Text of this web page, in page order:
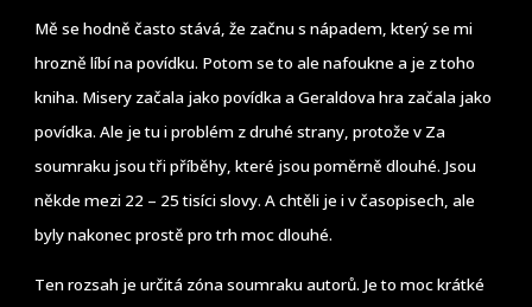
Mě se hodně často stává, že začnu s nápadem, který se mi
hrozně líbí na povídku. Potom se to ale nafoukne a je z toho
kniha. Misery začala jako povídka a Geraldova hra začala jako
povídka. Ale je tu i problém z druhé strany, protože v Za
soumraku jsou tři příběhy, které jsou poměrně dlouhé. Jsou
někde mezi 22 – 25 tisíci slovy. A chtěli je i v časopisech, ale
byly nakonec prostě pro trh moc dlouhé.
Ten rozsah je určitá zóna soumraku autorů. Je to moc krátké